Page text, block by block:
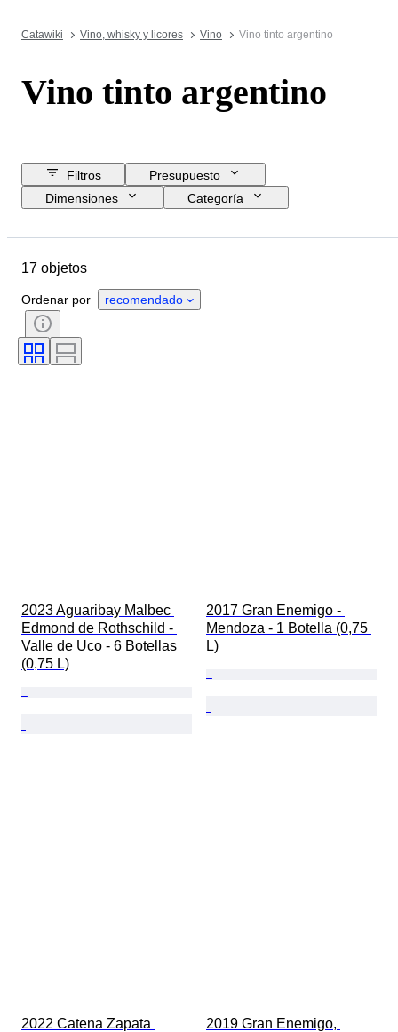
Catawiki Vino, whisky y licores Vino Vino tinto argentino
Vino tinto argentino
Filtros
Presupuesto
Dimensiones
Categoría
País de origen
Accesorios
Tamaño de la botella
Región vinícola
Calificación del vino
Nivel de llenado de vino
17 objetos
Ordenar por recomendado
2023 Aguaribay Malbec
Edmond de Rothschild -
Valle de Uco - 6 Botellas
(0,75 L)
2017 Gran Enemigo -
Mendoza - 1 Botella (0,75
L)
2022 Catena Zapata
2019 Gran Enemigo,